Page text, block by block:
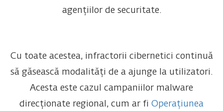
agențiilor de securitate.
Cu toate acestea, infractorii cibernetici continuă
să găsească modalități de a ajunge la utilizatori.
Acesta este cazul campaniilor malware
direcționate regional, cum ar fi Operațiunea